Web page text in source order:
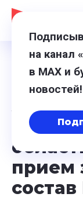
22 января 2024,
прием
на канал
в МАХ и
новостей!